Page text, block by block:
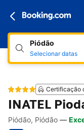
Piódão
Selecionar datas
Certificação
INATEL
Hiperligações
Ir para a descrição
Ir para as
Ir para os quartos
Ir para as condições
Piódão, Piódão —